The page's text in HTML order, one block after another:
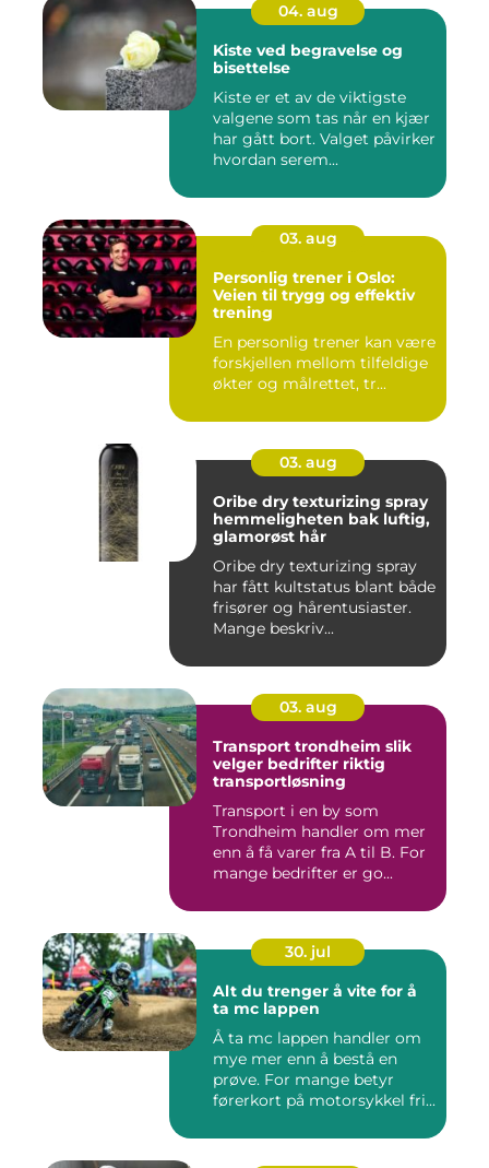
04. aug
Kiste ved begravelse og
bisettelse
Kiste er et av de viktigste
valgene som tas når en kjær
har gått bort. Valget påvirker
hvordan serem...
03. aug
Personlig trener i Oslo:
Veien til trygg og effektiv
trening
En personlig trener kan være
forskjellen mellom tilfeldige
økter og målrettet, tr...
03. aug
Oribe dry texturizing spray
hemmeligheten bak luftig,
glamorøst hår
Oribe dry texturizing spray
har fått kultstatus blant både
frisører og hårentusiaster.
Mange beskriv...
03. aug
Transport trondheim slik
velger bedrifter riktig
transportløsning
Transport i en by som
Trondheim handler om mer
enn å få varer fra A til B. For
mange bedrifter er go...
30. jul
Alt du trenger å vite for å
ta mc lappen
Å ta mc lappen handler om
mye mer enn å bestå en
prøve. For mange betyr
førerkort på motorsykkel fri...